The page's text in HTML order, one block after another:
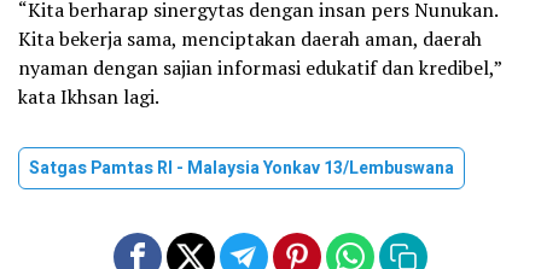
“Kita berharap sinergytas dengan insan pers Nunukan.
Kita bekerja sama, menciptakan daerah aman, daerah
nyaman dengan sajian informasi edukatif dan kredibel,”
kata Ikhsan lagi.
Satgas Pamtas RI - Malaysia Yonkav 13/Lembuswana